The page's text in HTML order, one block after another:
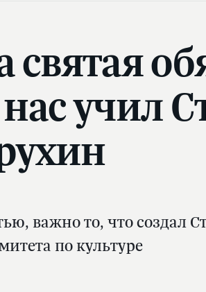
учил
важно то, что создал
по культуре